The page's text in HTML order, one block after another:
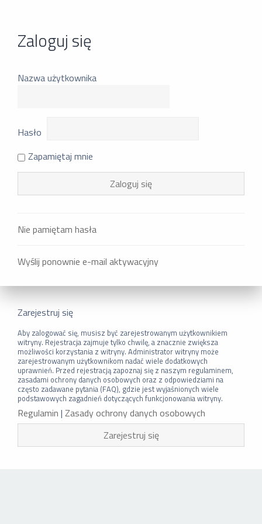
Zaloguj się
Nazwa użytkownika
Hasło
Zapamiętaj mnie
Nie pamiętam hasła
Wyślij ponownie e-mail aktywacyjny
Zarejestruj się
Aby zalogować się, musisz być zarejestrowanym użytkownikiem
witryny. Rejestracja zajmuje tylko chwilę, a znacznie zwiększa
możliwości korzystania z witryny. Administrator witryny może
zarejestrowanym użytkownikom nadać wiele dodatkowych
uprawnień. Przed rejestracją zapoznaj się z naszym regulaminem,
zasadami ochrony danych osobowych oraz z odpowiedziami na
często zadawane pytania (FAQ), gdzie jest wyjaśnionych wiele
podstawowych zagadnień dotyczących funkcjonowania witryny.
Regulamin | Zasady ochrony danych osobowych
Zarejestruj się